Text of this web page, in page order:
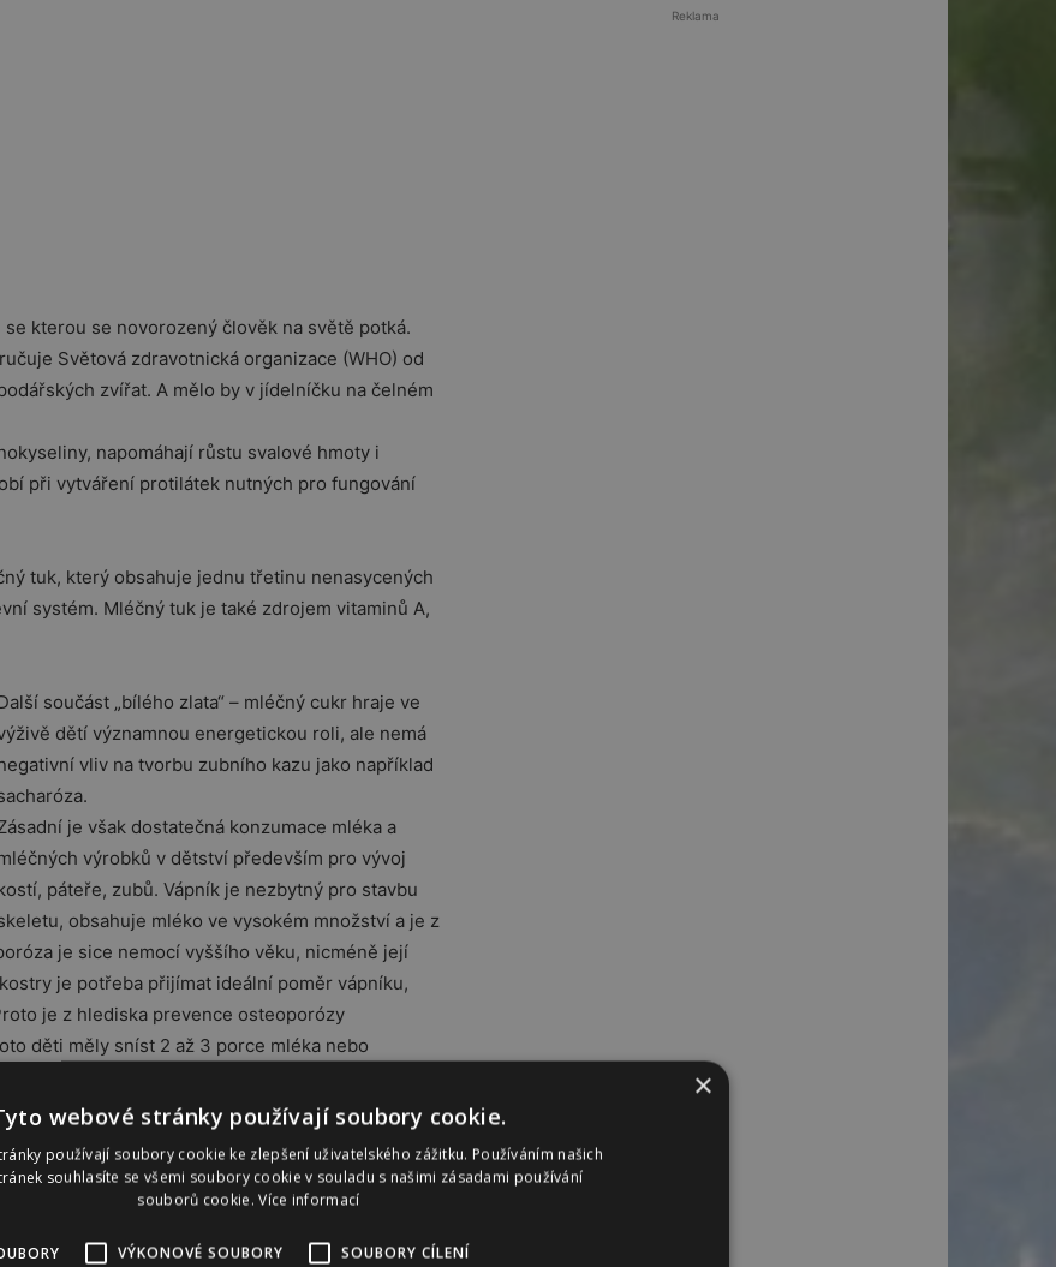
kterou se novorozený člověk na světě potká.
Světová zdravotnická organizace (WHO) od
zvířat. A mělo by v jídelníčku na čelném
napomáhají růstu svalové hmoty i
při vytváření protilátek nutných pro fungování
tuk, který obsahuje jednu třetinu nenasycených
systém. Mléčný tuk je také zdrojem vitaminů A,
součást „bílého zlata“ – mléčný cukr hraje ve
dětí významnou energetickou roli, ale nemá
vliv na tvorbu zubního kazu jako například
je však dostatečná konzumace mléka a
výrobků v dětství především pro vývoj
páteře, zubů. Vápník je nezbytný pro stavbu
obsahuje mléko ve vysokém množství a je z
je sice nemocí vyššího věku, nicméně její
je potřeba přijímat ideální poměr vápníku,
je z hlediska prevence osteoporózy
děti měly sníst 2 až 3 porce mléka nebo
velmi variabilní a chuti dítěte
Reklama
×
webové stránky používají soubory cookie.
používají soubory cookie ke zlepšení uživatelského zážitku. Používáním našich
souhlasíte se všemi soubory cookie v souladu s našimi zásadami používání
souborů cookie.Více informací
VÝKONOVÉ SOUBORY SOUBORY CÍLENÍ